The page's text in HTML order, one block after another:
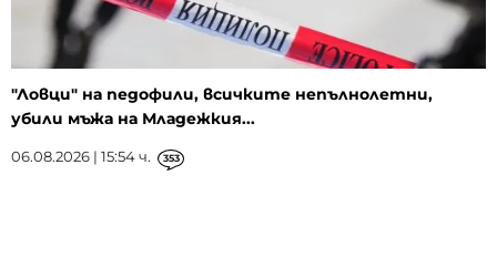
"Ловци" на педофили, всичките непълнолетни,
убили мъжа на Младежкия...
06.08.2026 | 15:54 ч. 353